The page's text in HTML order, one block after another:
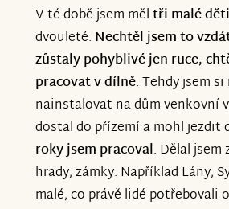
V té době jsem měltři malé děti
dvouleté. Nechtěl jsem to
zůstaly pohyblivé jen ruce,
pracovat v dílně. Tehdy jsem
nainstalovat na dům venkovní
dostal do přízemí a mohl jezdit
roky jsem pracoval. Dělal jsem
hrady, zámky. Například Lány,
malé, co právě lidé potřebovali